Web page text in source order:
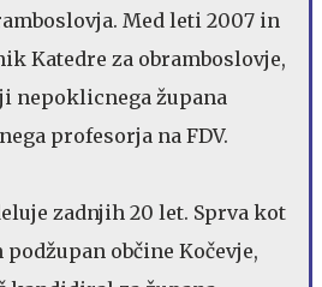
Med leti 2007 in
Katedre za obramboslovje,
nepoklicnega župana
profesorja na FDV.
zadnjih 20 let. Sprva kot
občine Kočevje,